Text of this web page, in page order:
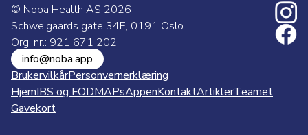
© Noba Health AS 2026
Schweigaards gate 34E, 0191 Oslo
Org. nr.: 921 671 202
info@noba.app
BrukervilkårPersonvernerklæring
HjemIBS og FODMAPsAppenKontaktArtiklerTeamet
Gavekort